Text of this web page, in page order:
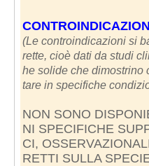
(Le controindicazioni si
rette, cioè dati da studi
he solide che dimostrino
tare in specifiche
NON SONO
NI SPECIFICHE
CI,
RETTI SULLA